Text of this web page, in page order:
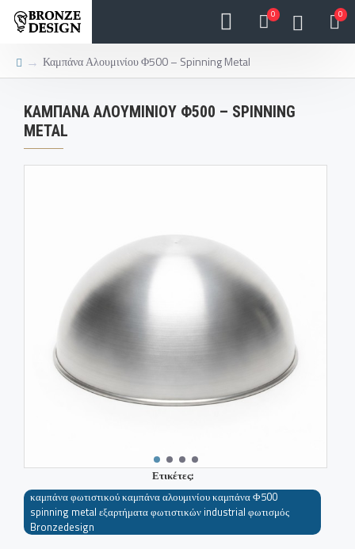
0 0
Καμπάνα Αλουμινίου Φ500 – Spinning Metal
ΚΑΜΠΆΝΑ ΑΛΟΥΜΙΝΊΟΥ Φ500 – SPINNING
METAL
Ετικέτες:
καμπάνα φωτιστικού καμπάνα αλουμινίου καμπάνα Φ500
spinning metal εξαρτήματα φωτιστικών industrial φωτισμός
Bronzedesign